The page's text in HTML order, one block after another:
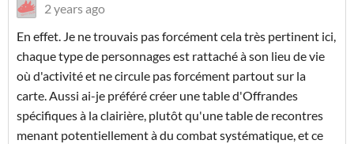
2 years ago
En effet. Je ne trouvais pas forcément cela très pertinent ici,
chaque type de personnages est rattaché à son lieu de vie
où d'activité et ne circule pas forcément partout sur la
carte. Aussi ai-je préféré créer une table d'Offrandes
spécifiques à la clairière, plutôt qu'une table de recontres
menant potentiellement à du combat systématique, et ce